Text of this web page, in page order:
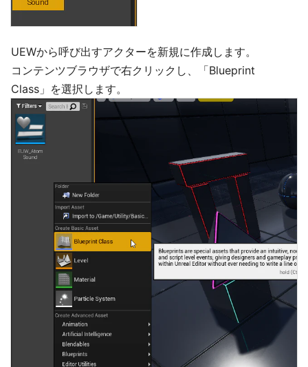
UEWから呼び出すアクターを新規に作成します。
コンテンツブラウザで右クリックし、「Blueprint
Class」を選択します。